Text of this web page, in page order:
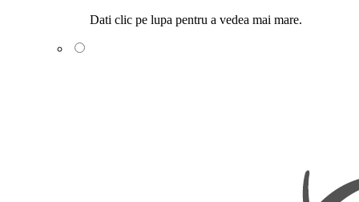
Dati clic pe lupa pentru a vedea mai mare.